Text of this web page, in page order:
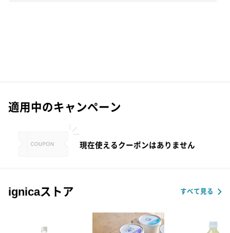
適用中のキャンペーン
現在使えるクーポンはありません
ignicaストア すべて見る